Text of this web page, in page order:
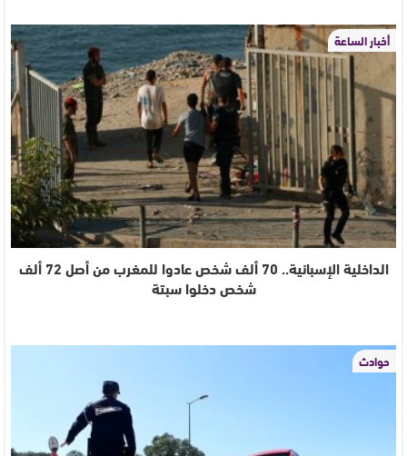
أخبار الساعة
الداخلية الإسبانية.. 70 ألف شخص عادوا للمغرب من أصل 72 ألف
شخص دخلوا سبتة
حوادث